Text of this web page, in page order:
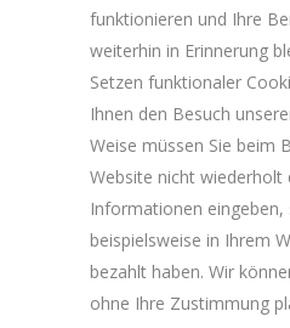
funktionieren und Ihre
weiterhin in Erinnerung
Setzen funktionaler
Ihnen den Besuch
Weise müssen Sie beim
Website nicht wiederholt
Informationen eingeben,
beispielsweise in Ihrem
bezahlt haben. Wir
ohne Ihre Zustimmung